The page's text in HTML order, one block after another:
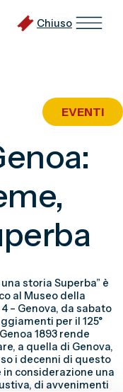
Chiuso
EVENTI
storia Superba” è
al Museo della
– Genova, da sabato
per il 125°
1893 rende
a quella di Genova,
i decenni di questo
considerazione una
di avvenimenti